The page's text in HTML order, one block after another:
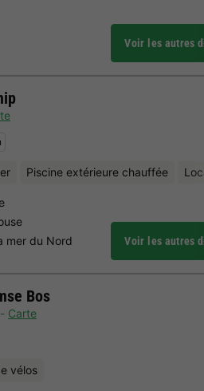
Voir les autres
Piscine extérieure chauffée
mer du Nord
Voir les autres
Bos
Carte
vélos